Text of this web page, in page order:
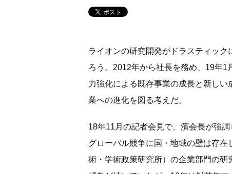
ライオンの研究開発がドラスティッ
ろう。2012年から社長を務め、19年
力強化による既存事業の成長と新し
業への進化を図る考えだ。
18年11月の記者会見で、濱会長が強
グローバル競争に国・地域の壁は存
術・学術政策研究所）の企業部門の